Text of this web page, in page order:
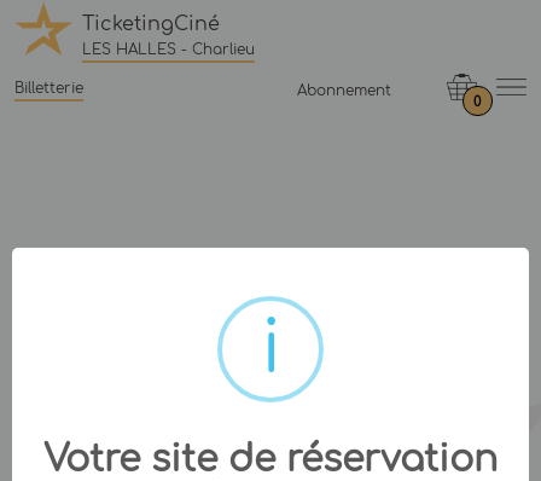
TicketingCiné
LES HALLES - Charlieu
Billetterie Abonnement
0
Votre site de réservation